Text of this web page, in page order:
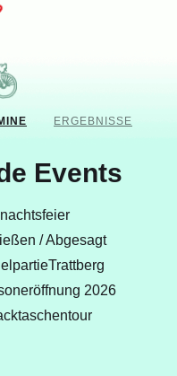
ERGEBNISSE
Events
/ Abgesagt
2026